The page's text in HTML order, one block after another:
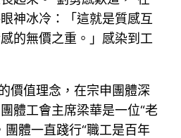
神冰冷：「這就是質感互
的無價之重。」感染到工
價值理念，在宗申團體深
體工會主席梁華是一位“老
團體一直踐行“職工是百年